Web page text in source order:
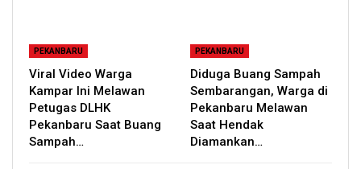
PEKANBARU
Viral Video Warga
Kampar Ini Melawan
Petugas DLHK
Pekanbaru Saat Buang
Sampah…
PEKANBARU
Diduga Buang Sampah
Sembarangan, Warga di
Pekanbaru Melawan
Saat Hendak
Diamankan…